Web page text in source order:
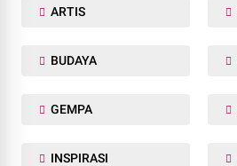
ARTIS
BUDAYA
GEMPA
INSPIRASI